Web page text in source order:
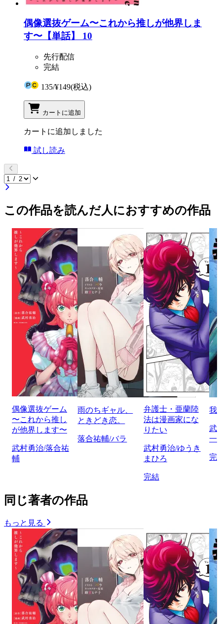
偶像選抜ゲーム〜これから推しが他界しま
す〜【単話】 10
先行配信
完結
135/¥149(税込)
カートに追加
カートに追加しました
試し読み
この作品を読んだ人におすすめの作品
偶像選抜ゲーム
〜これから推し
が他界します〜
武村勇治/落合祐
輔
雨のちギャル、
ときどき恋。
落合祐輔/バラ
弁護士・亜蘭陸
法は漫画家にな
りたい
武村勇治/ゆうき
まひろ
完結
我
武
一
完
同じ著者の作品
もっと見る